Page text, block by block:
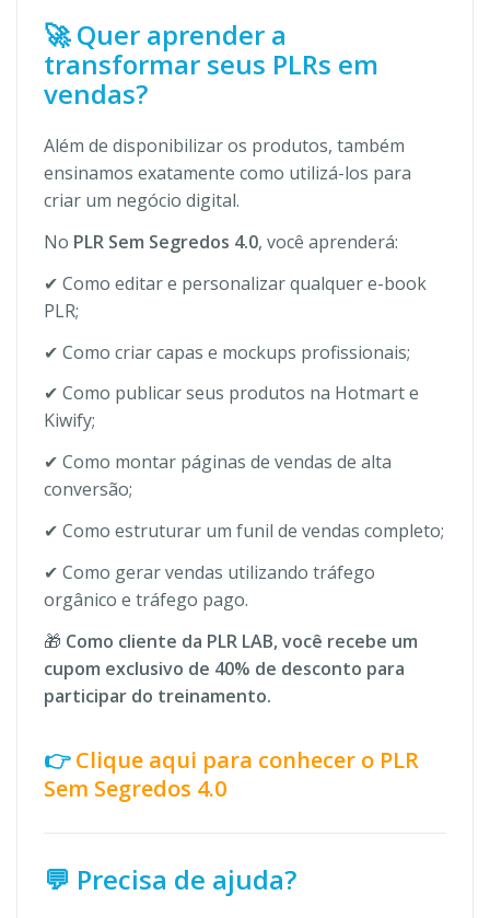
🚀 Quer aprender a
transformar seus PLRs em
vendas?
Além de disponibilizar os produtos, também
ensinamos exatamente como utilizá-los para
criar um negócio digital.
No PLR Sem Segredos 4.0, você aprenderá:
✔ Como editar e personalizar qualquer e-book
PLR;
✔ Como criar capas e mockups profissionais;
✔ Como publicar seus produtos na Hotmart e
Kiwify;
✔ Como montar páginas de vendas de alta
conversão;
✔ Como estruturar um funil de vendas completo;
✔ Como gerar vendas utilizando tráfego
orgânico e tráfego pago.
🎁 Como cliente da PLR LAB, você recebe um
cupom exclusivo de 40% de desconto para
participar do treinamento.
👉 Clique aqui para conhecer o PLR
Sem Segredos 4.0
💬 Precisa de ajuda?